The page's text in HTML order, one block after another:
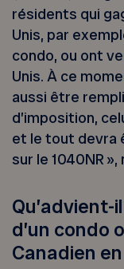
résidents qui
Unis, par
condo, ou ont
Unis. À ce
aussi être
d’imposition,
et le tout devra
sur le 1040NR
d’un condo
Canadien